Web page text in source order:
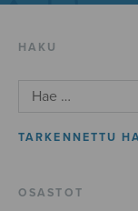
HAKU
TARKENNETTU
OSASTOT